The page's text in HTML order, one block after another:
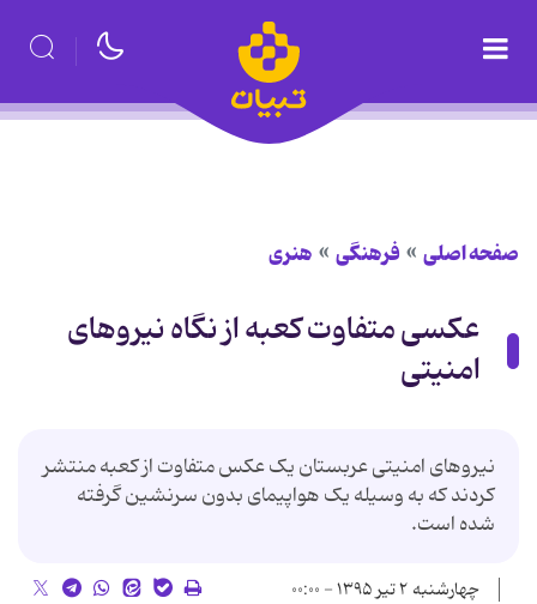
صفحه اصلی فرهنگی هنری
عکسی متفاوت کعبه از نگاه نیروهای
امنیتی
نیروهای امنیتی عربستان یک عکس متفاوت از کعبه منتشر
کردند که به وسیله یک هواپیمای بدون سرنشین گرفته
شده است.
چهارشنبه ۲ تیر ۱۳۹۵ - ۰۰:۰۰